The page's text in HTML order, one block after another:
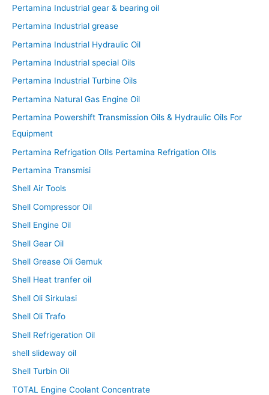
Pertamina Industrial gear & bearing oil
Pertamina Industrial grease
Pertamina Industrial Hydraulic Oil
Pertamina Industrial special Oils
Pertamina Industrial Turbine Oils
Pertamina Natural Gas Engine Oil
Pertamina Powershift Transmission Oils & Hydraulic Oils For
Equipment
Pertamina Refrigation OIls Pertamina Refrigation OIls
Pertamina Transmisi
Shell Air Tools
Shell Compressor Oil
Shell Engine Oil
Shell Gear Oil
Shell Grease Oli Gemuk
Shell Heat tranfer oil
Shell Oli Sirkulasi
Shell Oli Trafo
Shell Refrigeration Oil
shell slideway oil
Shell Turbin Oil
TOTAL Engine Coolant Concentrate